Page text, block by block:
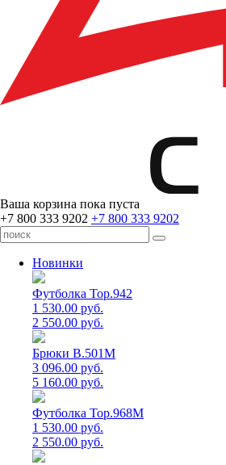
Ваша корзина пока пуста
+7 800 333 9202 +7 800 333 9202
Новинки
Футболка Top.942
1 530.00 руб.
2 550.00 руб.
Брюки B.501M
3 096.00 руб.
5 160.00 руб.
Футболка Top.968M
1 530.00 руб.
2 550.00 руб.